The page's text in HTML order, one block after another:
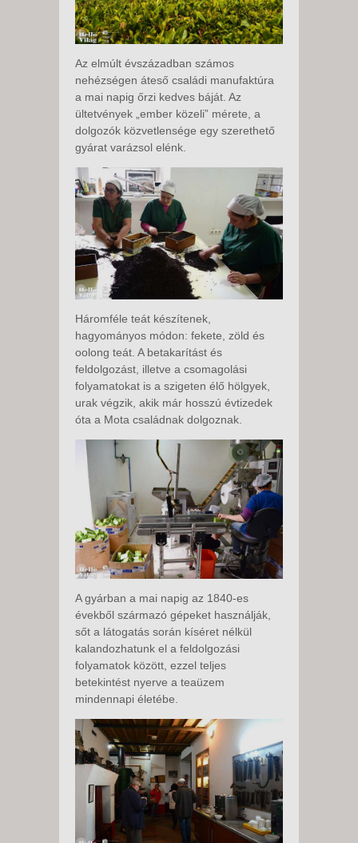
Az elmúlt évszázadban számos
nehézségen áteső családi manufaktúra
a mai napig őrzi kedves báját. Az
ültetvények „ember közeli” mérete, a
dolgozók közvetlensége egy szerethető
gyárat varázsol elénk.
Háromféle teát készítenek,
hagyományos módon: fekete, zöld és
oolong teát. A betakarítást és
feldolgozást, illetve a csomagolási
folyamatokat is a szigeten élő hölgyek,
urak végzik, akik már hosszú évtizedek
óta a Mota családnak dolgoznak.
A gyárban a mai napig az 1840-es
évekből származó gépeket használják,
sőt a látogatás során kíséret nélkül
kalandozhatunk el a feldolgozási
folyamatok között, ezzel teljes
betekintést nyerve a teaüzem
mindennapi életébe.